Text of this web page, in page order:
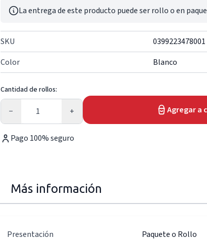
La entrega de este producto puede ser rollo o en
SKU
0399223478001
Color
Blanco
Cantidad de rollos:
−
Cantidad
+ Agregar a
Pago 100% seguro
Más información
Presentación
Paquete o Rollo